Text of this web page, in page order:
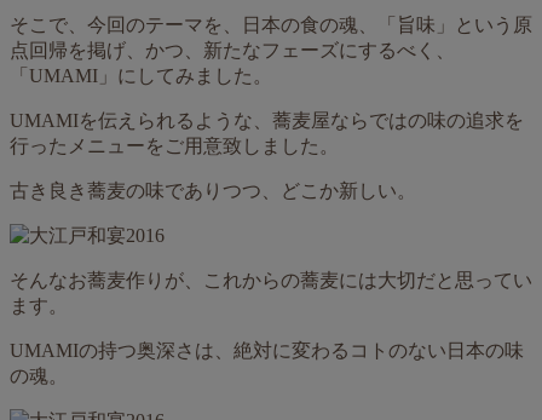
そこで、今回のテーマを、日本の食の魂、「旨味」という原
点回帰を掲げ、かつ、新たなフェーズにするべく、
「UMAMI」にしてみました。
UMAMIを伝えられるような、蕎麦屋ならではの味の追求を
行ったメニューをご用意致しました。
古き良き蕎麦の味でありつつ、どこか新しい。
そんなお蕎麦作りが、これからの蕎麦には大切だと思ってい
ます。
UMAMIの持つ奥深さは、絶対に変わるコトのない日本の味
の魂。